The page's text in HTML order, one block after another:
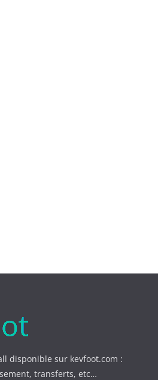
disponible sur kevfoot.com :
transferts, etc…